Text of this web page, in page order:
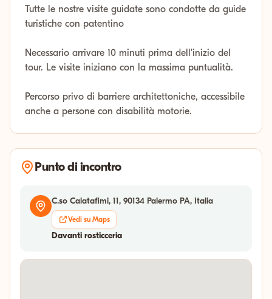
Tutte le nostre visite guidate sono condotte da guide
turistiche con patentino
Necessario arrivare 10 minuti prima dell'inizio del
tour. Le visite iniziano con la massima puntualità.
Percorso privo di barriere architettoniche, accessibile
anche a persone con disabilità motorie.
Punto di incontro
C.so Calatafimi, 11, 90134 Palermo PA, Italia
Vedi su Maps
Davanti rosticceria